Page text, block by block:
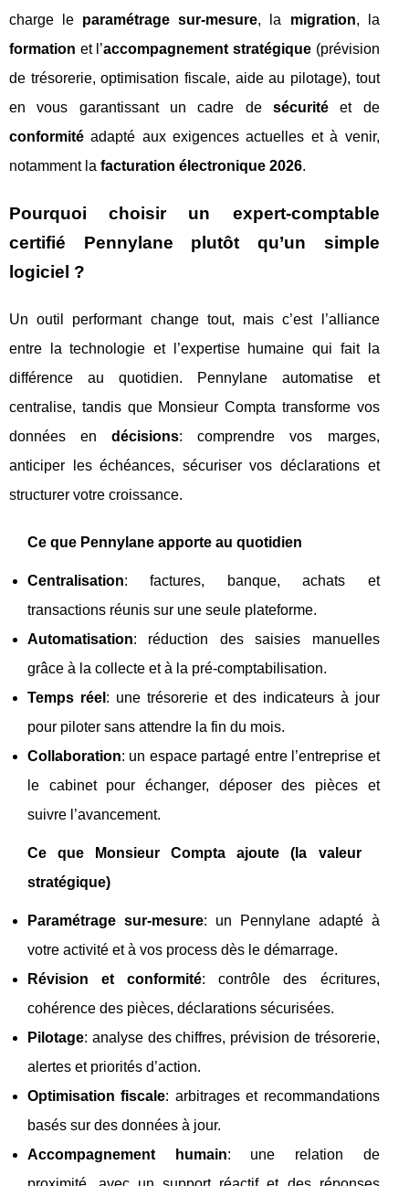
charge le paramétrage sur-mesure, la migration, la
formation et l’accompagnement stratégique(prévision
de trésorerie, optimisation fiscale, aide au pilotage), tout
en vous garantissant un cadre de sécuritéet de
conformité adapté aux exigences actuelles et à venir,
notamment la facturation électronique 2026.
Pourquoi choisir un expert-comptable
certifié Pennylane plutôt qu’un simple
logiciel ?
Un outil performant change tout, mais c’est l’alliance
entre la technologie et l’expertise humaine qui fait la
différence au quotidien. Pennylane automatise et
centralise, tandis que Monsieur Compta transforme vos
données endécisions: comprendre vos marges,
anticiper les échéances, sécuriser vos déclarations et
structurer votre croissance.
Ce que Pennylane apporte au quotidien
Centralisation: factures, banque, achats et
transactions réunis sur une seule plateforme.
Automatisation: réduction des saisies manuelles
grâce à la collecte et à la pré-comptabilisation.
Temps réel : une trésorerie et des indicateurs à jour
pour piloter sans attendre la fin du mois.
Collaboration: un espace partagé entre l’entreprise et
le cabinet pour échanger, déposer des pièces et
suivre l’avancement.
Ce que Monsieur Compta ajoute (la valeur
stratégique)
Paramétrage sur-mesure: un Pennylane adapté à
votre activité et à vos process dès le démarrage.
Révision et conformité: contrôle des écritures,
cohérence des pièces, déclarations sécurisées.
Pilotage: analyse des chiffres, prévision de trésorerie,
alertes et priorités d’action.
Optimisation fiscale: arbitrages et recommandations
basés sur des données à jour.
Accompagnement humain: une relation de